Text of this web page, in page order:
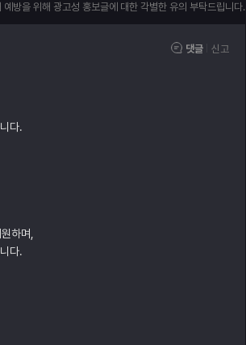
방을 위해 광고성 홍보글에 대한 각별한 유의 부탁드립니다.
댓글 신고
다.
하며,
다.